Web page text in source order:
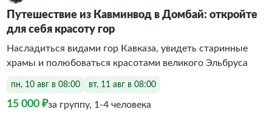
Путешествие из Кавминвод в Домбай: откройте
для себя красоту гор
Насладиться видами гор Кавказа, увидеть старинные
храмы и полюбоваться красотами великого Эльбруса
пн, 10 авг в 08:00 вт, 11 авг в 08:00
15 000 ₽за группу, 1-4 человека